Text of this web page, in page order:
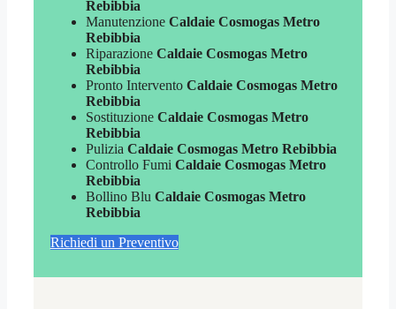
Rebibbia
Manutenzione Caldaie Cosmogas Metro
Rebibbia
Riparazione Caldaie Cosmogas Metro
Rebibbia
Pronto Intervento Caldaie Cosmogas Metro
Rebibbia
Sostituzione Caldaie Cosmogas Metro
Rebibbia
Pulizia Caldaie Cosmogas Metro Rebibbia
Controllo Fumi Caldaie Cosmogas Metro
Rebibbia
Bollino Blu Caldaie Cosmogas Metro
Rebibbia
Richiedi un Preventivo